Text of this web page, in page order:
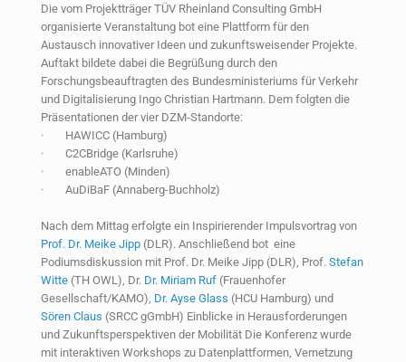
Die vom Projektträger TÜV Rheinland Consulting GmbH
organisierte Veranstaltung bot eine Plattform für den
Austausch innovativer Ideen und zukunftsweisender Projekte.
Auftakt bildete dabei die Begrüßung durch den
Forschungsbeauftragten des Bundesministeriums für Verkehr
und Digitalisierung Ingo Christian Hartmann. Dem folgten die
Präsentationen der vier DZM-Standorte:
· HAWICC (Hamburg)
· C2CBridge (Karlsruhe)
· enableATO (Minden)
· AuDiBaF (Annaberg-Buchholz)
Nach dem Mittag erfolgte ein Inspirierender Impulsvortrag von
Prof. Dr. Meike Jipp (DLR). Anschließend bot eine
Podiumsdiskussion mit Prof. Dr. Meike Jipp (DLR), Prof. Stefan
Witte (TH OWL), Dr. Dr. Miriam Ruf (Frauenhofer
Gesellschaft/KAMO), Dr. Ayse Glass (HCU Hamburg) und
Sören Claus (SRCC gGmbH) Einblicke in Herausforderungen
und Zukunftsperspektiven der Mobilität Die Konferenz wurde
mit interaktiven Workshops zu Datenplattformen, Vernetzung